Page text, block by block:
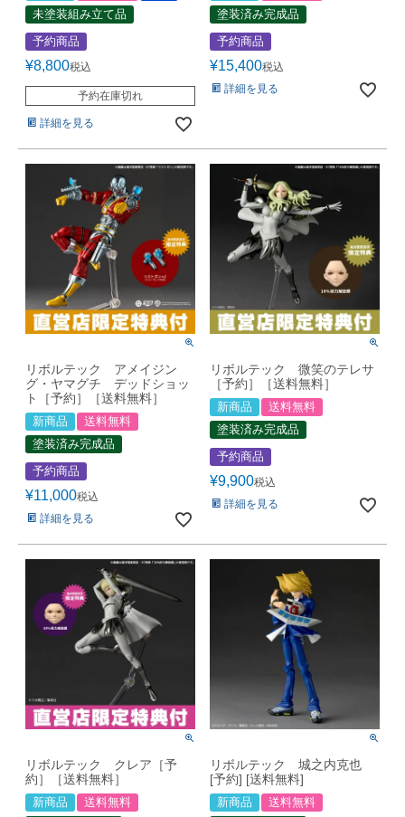
未塗装組み立て品
予約商品
¥8,800税込
予約在庫切れ
詳細を見る
塗装済み完成品
予約商品
¥15,400税込
詳細を見る
リボルテック アメイジン
グ・ヤマグチ デッドショッ
ト［予約］［送料無料］
新商品
送料無料
塗装済み完成品
予約商品
¥11,000税込
詳細を見る
リボルテック 微笑のテレサ
［予約］［送料無料］
新商品
送料無料
塗装済み完成品
予約商品
¥9,900税込
詳細を見る
リボルテック クレア［予
約］［送料無料］
新商品
送料無料
リボルテック 城之内克也
[予約] [送料無料]
新商品
送料無料